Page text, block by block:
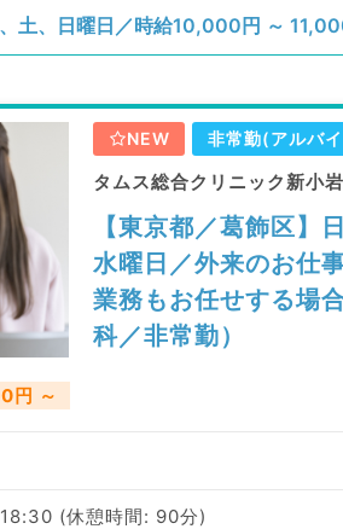
NEW 非常勤(アルバ
タムス総合クリニック新小
【東京都／葛飾区
水曜日／外来のお仕
業務もお任せする場
科／非常勤）
円 ～
(休憩時間: 90分)